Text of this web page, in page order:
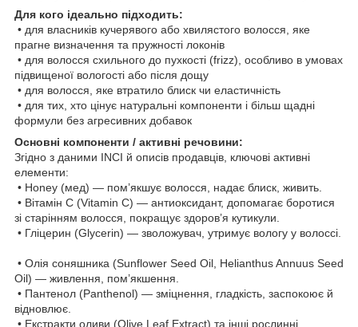
Для кого ідеально підходить:
• для власників кучерявого або хвилястого волосся, яке
прагне визначення та пружності локонів
• для волосся схильного до пухкості (frizz), особливо в умовах
підвищеної вологості або після дощу
• для волосся, яке втратило блиск чи еластичність
• для тих, хто цінує натуральні компоненти і більш щадні
формули без агресивних добавок
Основні компоненти / активні речовини:
Згідно з даними INCI й описів продавців, ключові активні
елементи:
• Honey (мед) — пом’якшує волосся, надає блиск, живить.
• Вітамін C (Vitamin C) — антиоксидант, допомагає боротися
зі старінням волосся, покращує здоров’я кутикули.
• Гліцерин (Glycerin) — зволожувач, утримує вологу у волоссі.
• Олія соняшника (Sunflower Seed Oil, Helianthus Annuus Seed
Oil) — живлення, пом’якшення.
• Пантенол (Panthenol) — зміцнення, гладкість, заспокоює й
відновлює.
• Екстракти оливи (Olive Leaf Extract) та інші рослинні